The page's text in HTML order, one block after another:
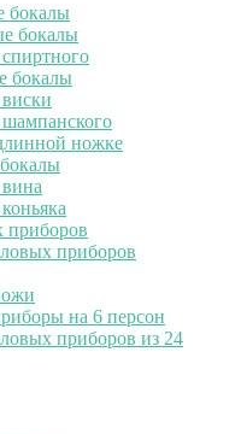
бокалы
бокалы
бокалы
ножке
приборов
приборов
на 6 персон
приборов из 24